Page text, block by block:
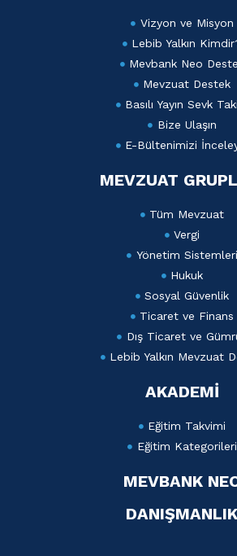
Vizyon ve Misyon
Lebib Yalkın
Mevbank Neo
Mevzuat Destek
Basılı Yayın Sevk
Bize Ulaşın
E-Bültenimizi
MEVZUAT
Tüm Mevzuat
Vergi
Yönetim Sistemleri
Hukuk
Sosyal Güvenlik
Ticaret ve Finans
Dış Ticaret ve
Lebib Yalkın Mevzuat
AKADEMİ
Eğitim Takvimi
Eğitim Kategorileri
MEVBANK
DANIŞMANLIK